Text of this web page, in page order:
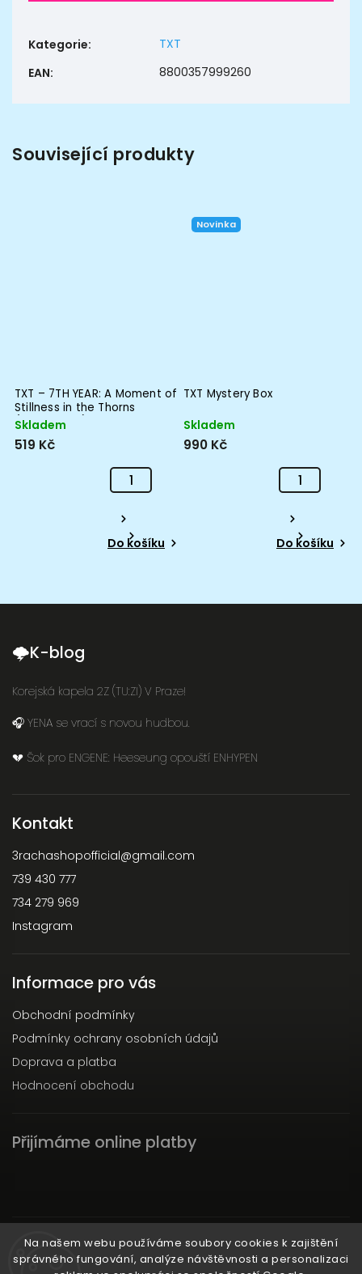
Na našem webu používáme soubory cookies k zajištění
správného fungování, analýze návštěvnosti a personalizaci
Kategorie:
TXT
EAN: 8800357999260
Související produkty
TXT – 7TH YEAR: A Moment of
Stillness in the Thorns
(THORN Ver.)
Skladem
519 Kč
Do košíku
Novinka
TXT Mystery Box
Skladem
990 Kč
Do košíku
🌩K-blog
Korejská kapela 2Z (TU:ZI) V Praze!
🎧 YENA se vrací s novou hudbou.
💔 Šok pro ENGENE: Heeseung opouští ENHYPEN
Kontakt
3rachashopofficial@gmail.com
739 430 777
734 279 969
Instagram
Informace pro vás
Obchodní podmínky
Podmínky ochrany osobních údajů
Doprava a platba
Hodnocení obchodu
Přijímáme online platby
Instagram